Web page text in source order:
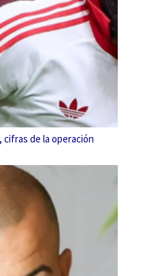
cifras de la operación